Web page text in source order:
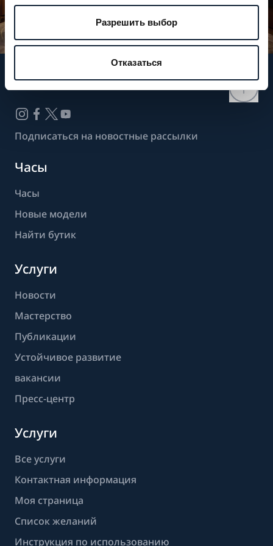
Разрешить выбор
Отказаться
Следите за нашими новостями
Подписаться на новостные рассылки
Часы
Часы
Новые модели
Найти бутик
Услуги
Новости
Мастерство
Публикации
Устойчивое развитие
вакансии
Пресс-центр
Услуги
Все услуги
Контактная информация
Моя страница
Список желаний
Инструкция по использованию